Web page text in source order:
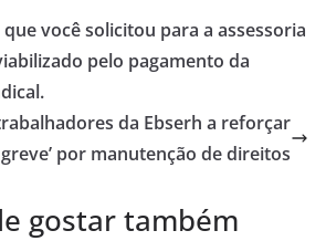
e
você solicitou para a assessoria
pelo pagamento da
da Ebserh a reforçar
por manutenção de direitos
gostar também